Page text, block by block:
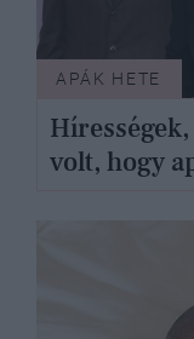
APÁK HETE
volt, hogy